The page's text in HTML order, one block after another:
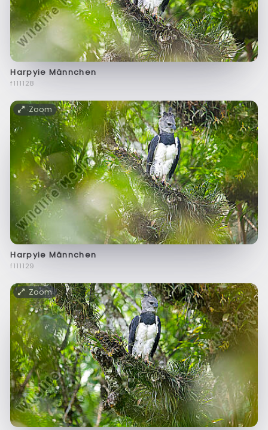
Harpyie Männchen
f111128
Zoom
Harpyie Männchen
f111129
Zoom